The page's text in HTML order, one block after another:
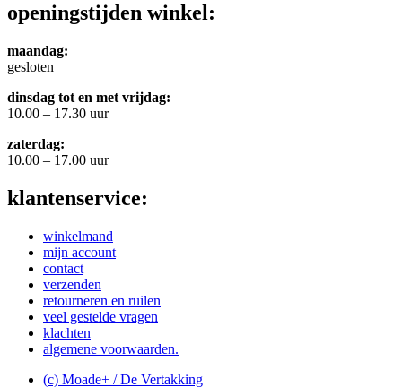
openingstijden winkel:
maandag:
gesloten
dinsdag tot en met vrijdag:
10.00 – 17.30 uur
zaterdag:
10.00 – 17.00 uur
klantenservice:
winkelmand
mijn account
contact
verzenden
retourneren en ruilen
veel gestelde vragen
klachten
algemene voorwaarden.
(c) Moade+ / De Vertakking